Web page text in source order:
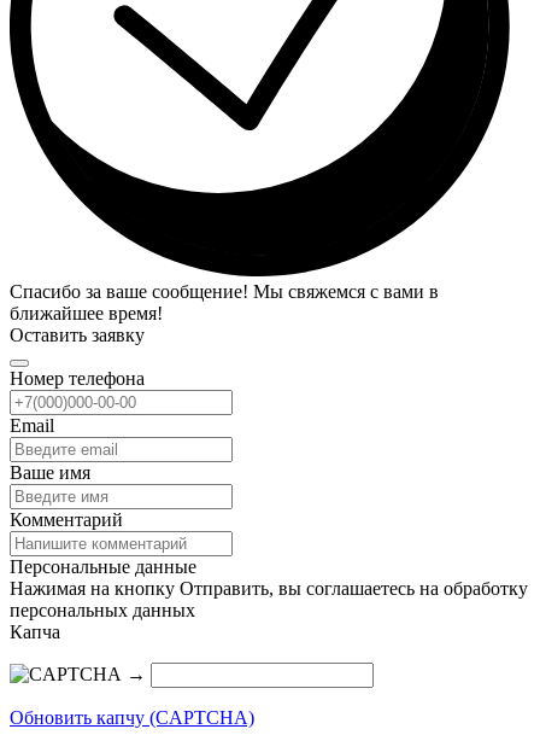
Спасибо за ваше сообщение! Мы свяжемся с вами в
ближайшее время!
Оставить заявку
Номер телефона
Email
Ваше имя
Комментарий
Персональные данные
Нажимая на кнопку Отправить, вы соглашаетесь на обработку
персональных данных
Капча
→
Обновить капчу (CAPTCHA)